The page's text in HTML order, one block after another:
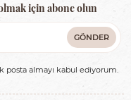
için abone olun
GÖNDER
almayı kabul ediyorum.